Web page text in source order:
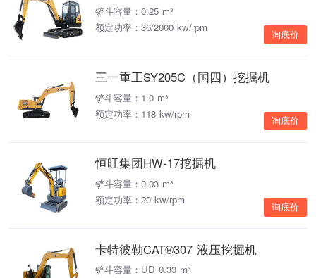
铲斗容量：0.25 m³
额定功率：36/2000 kw/rpm
询底价
三一重工SY205C（国四）挖掘机
铲斗容量：1.0 m³
额定功率：118 kw/rpm
询底价
恒旺集团HW-17挖掘机
铲斗容量：0.03 m³
额定功率：20 kw/rpm
询底价
卡特彼勒CAT®307 液压挖掘机
铲斗容量：UD 0.33 m³